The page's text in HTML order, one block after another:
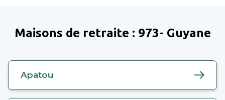
Maisons de retraite : 973- Guyane
Apatou